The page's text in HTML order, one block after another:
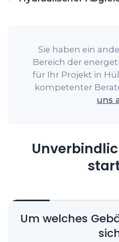
Sie haben ein
Bereich der
für Ihr Projekt in
kompetenter
uns